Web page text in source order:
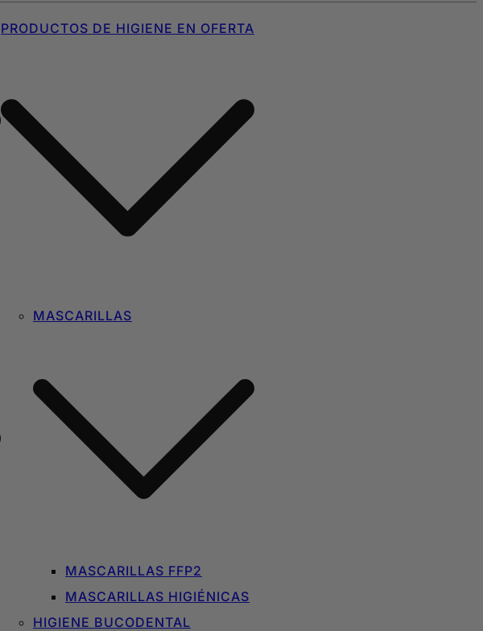
PRODUCTOS DE HIGIENE EN OFERTA
MASCARILLAS
MASCARILLAS FFP2
MASCARILLAS HIGIÉNICAS
HIGIENE BUCODENTAL